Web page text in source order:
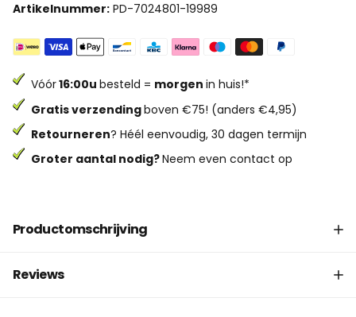
Artikelnummer: PD-7024801-19989
Vóór16:00u besteld = morgen in huis!*
Gratis verzendingboven €75! (anders €4,95)
Retourneren? Héél eenvoudig, 30 dagen termijn
Groter aantal nodig?Neem even contact op
Productomschrijving
Reviews